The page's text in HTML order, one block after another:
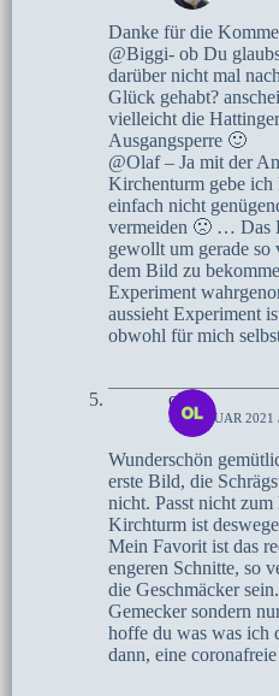
Danke für die
@Biggi- ob Du
darüber nicht mal
Glück gehabt?
vielleicht die
Ausgangsperre 🙂
@Olaf – Ja mit der
Kirchenturm gebe
einfach nicht
vermeiden 🙁 … Das
gewollt um gerade
dem Bild zu
Experiment
aussieht Experiment
obwohl für mich
olaf
31. JANUAR 2021
Wunderschön
erste Bild, die
nicht. Passt nicht
Kirchturm ist
Mein Favorit ist das
engeren Schnitte, so
die Geschmäcker
Gemecker sondern
hoffe du was was ich
dann, eine